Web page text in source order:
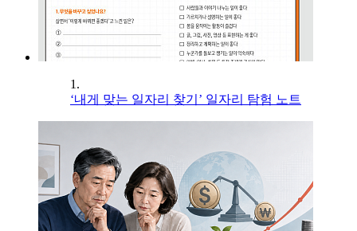
1.
‘내게 맞는 일자리 찾기’ 일자리 탐험 노트